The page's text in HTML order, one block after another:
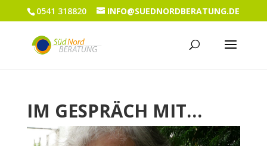
0541 318820 INFO@SUEDNORDBERATUNG.DE
IM GESPRÄCH MIT…